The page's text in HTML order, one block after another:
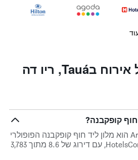
כמה עובדות על אירוח בTauá, ריו דה
קופקבנה?
Arena Copacabana Hotel הוא מלון ליד חוף קופקבנה הפופולרי
בקרב משתמשי HotelsCombined, עם דירוג של 8.6 מתוך 3,783